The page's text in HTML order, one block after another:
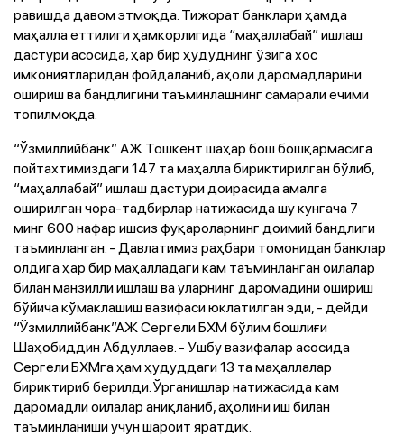
равишда давом этмоқда. Тижорат банклари ҳамда
маҳалла еттилиги ҳамкорлигида “маҳаллабай” ишлаш
дастури асосида, ҳар бир ҳудуднинг ўзига хос
имкониятларидан фойдаланиб, аҳоли даромадларини
ошириш ва бандлигини таъминлашнинг самарали ечими
топилмоқда.
“Ўзмиллийбанк” АЖ Тошкент шаҳар бош бошқармасига
пойтахтимиздаги 147 та маҳалла бириктирилган бўлиб,
“маҳаллабай” ишлаш дастури доирасида амалга
оширилган чора-тадбирлар натижасида шу кунгача 7
минг 600 нафар ишсиз фуқароларнинг доимий бандлиги
таъминланган. - Давлатимиз раҳбари томонидан банклар
олдига ҳар бир маҳалладаги кам таъминланган оилалар
билан манзилли ишлаш ва уларнинг даромадини ошириш
бўйича кўмаклашиш вазифаси юклатилган эди, - дейди
“Ўзмиллийбанк”АЖ Сергели БХМ бўлим бошлиғи
Шаҳобиддин Абдуллаев. - Ушбу вазифалар асосида
Сергели БХМга ҳам ҳудуддаги 13 та маҳаллалар
бириктириб берилди. Ўрганишлар натижасида кам
даромадли оилалар аниқланиб, аҳолини иш билан
таъминланиши учун шароит яратдик.